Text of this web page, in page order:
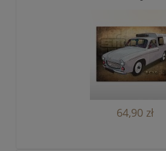
64,90 zł